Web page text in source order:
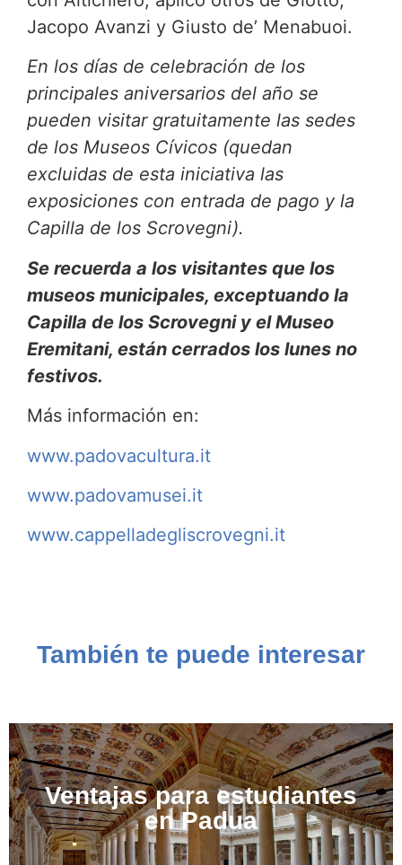
Jacopo Avanzi y Giusto de’ Menabuoi.
En los días de celebración de los
principales aniversarios del año se
pueden visitar gratuitamente las sedes
de los Museos Cívicos (quedan
excluidas de esta iniciativa las
exposiciones con entrada de pago y la
Capilla de los Scrovegni).
Se recuerda a los visitantes que los
museos municipales, exceptuando la
Capilla de los Scrovegni y el Museo
Eremitani, están cerrados los lunes no
festivos.
Más información en:
www.padovacultura.it
www.padovamusei.it
www.cappelladegliscrovegni.it
También te puede interesar
Ventajas para estudiantes
en Padua